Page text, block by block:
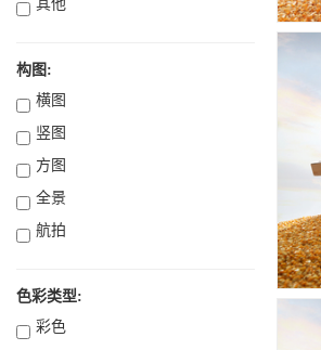
其他
构图:
横图
竖图
方图
全景
航拍
色彩类型:
彩色